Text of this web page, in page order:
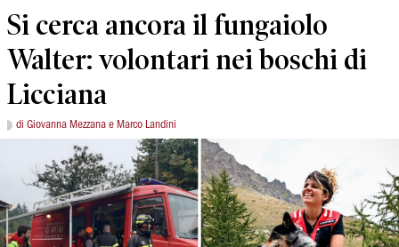
Si cerca ancora il fungaiolo
Walter: volontari nei boschi di
Licciana
di Giovanna Mezzana e Marco Landini